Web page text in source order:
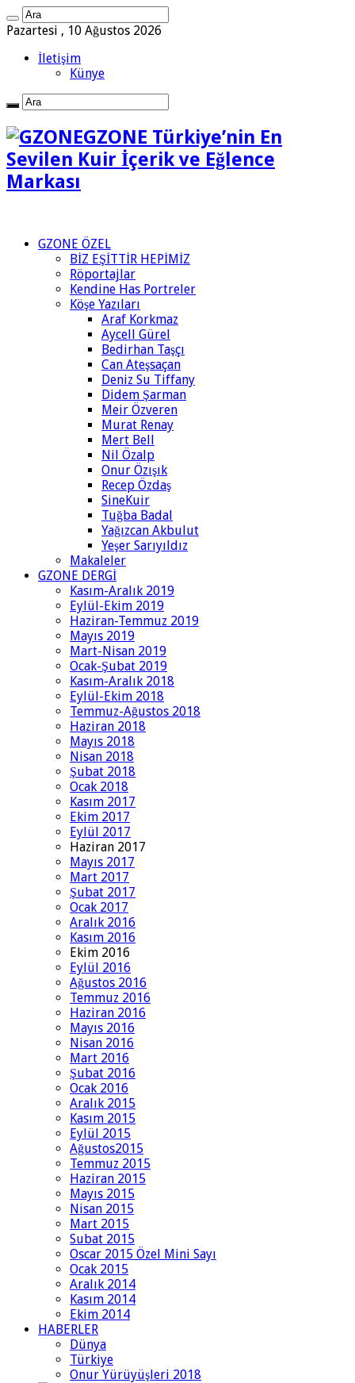
Pazartesi , 10 Ağustos 2026
İletişim
Künye
GZONE Türkiye’nin En
Sevilen Kuir İçerik ve Eğlence
Markası
GZONE ÖZEL
BİZ EŞİTTİR HEPİMİZ
Röportajlar
Kendine Has Portreler
Köşe Yazıları
Araf Korkmaz
Aycell Gürel
Bedirhan Taşçı
Can Ateşsaçan
Deniz Su Tiffany
Didem Şarman
Meir Özveren
Murat Renay
Mert Bell
Nil Özalp
Onur Özışık
Recep Özdaş
SineKuir
Tuğba Badal
Yağızcan Akbulut
Yeşer Sarıyıldız
Makaleler
GZONE DERGİ
Kasım-Aralık 2019
Eylül-Ekim 2019
Haziran-Temmuz 2019
Mayıs 2019
Mart-Nisan 2019
Ocak-Şubat 2019
Kasım-Aralık 2018
Eylül-Ekim 2018
Temmuz-Ağustos 2018
Haziran 2018
Mayıs 2018
Nisan 2018
Şubat 2018
Ocak 2018
Kasım 2017
Ekim 2017
Eylül 2017
Haziran 2017
Mayıs 2017
Mart 2017
Şubat 2017
Ocak 2017
Aralık 2016
Kasım 2016
Ekim 2016
Eylül 2016
Ağustos 2016
Temmuz 2016
Haziran 2016
Mayıs 2016
Nisan 2016
Mart 2016
Şubat 2016
Ocak 2016
Aralık 2015
Kasım 2015
Eylül 2015
Ağustos2015
Temmuz 2015
Haziran 2015
Mayıs 2015
Nisan 2015
Mart 2015
Subat 2015
Oscar 2015 Özel Mini Sayı
Ocak 2015
Aralık 2014
Kasım 2014
Ekim 2014
HABERLER
Dünya
Türkiye
Onur Yürüyüşleri 2018